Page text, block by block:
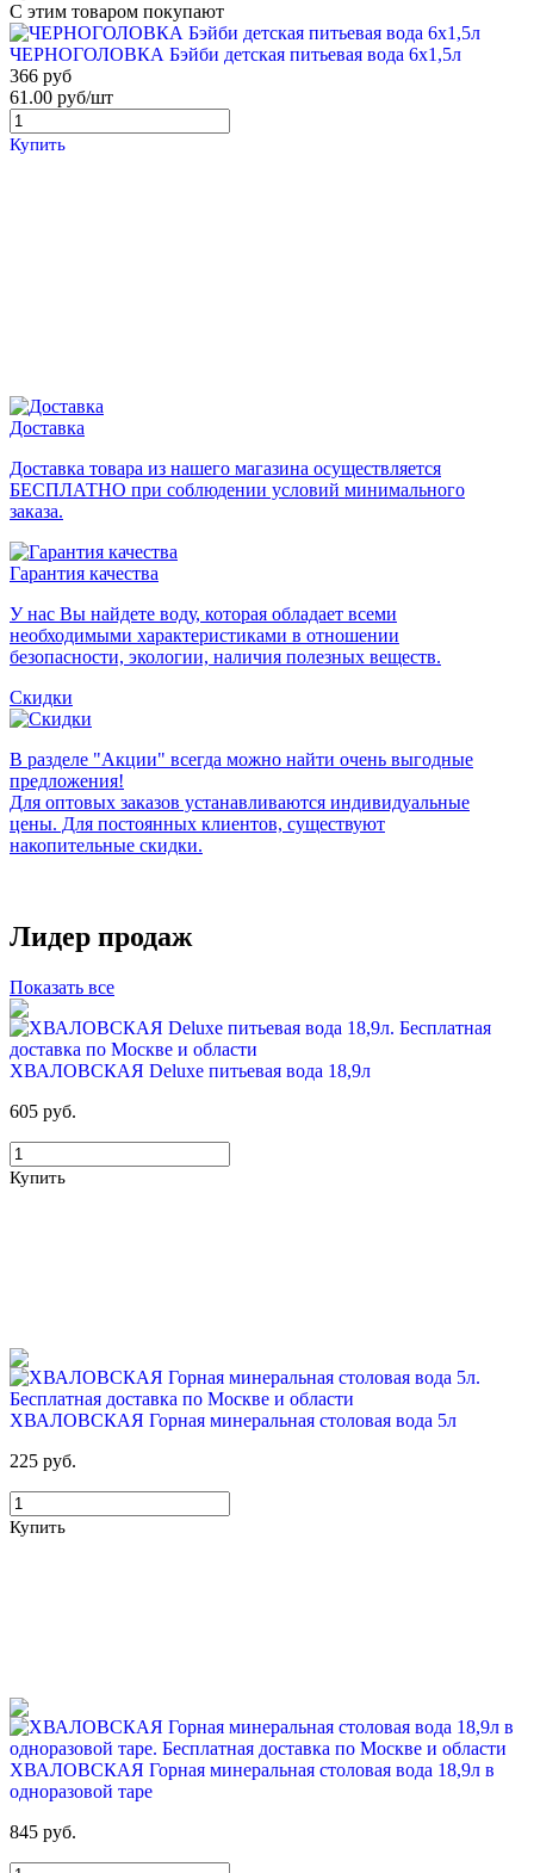
С этим товаром покупают
ЧЕРНОГОЛОВКА Бэйби детская питьевая вода 6х1,5л
366 руб
61.00 руб/шт
Купить
Доставка
Доставка товара из нашего магазина осуществляется
БЕСПЛАТНО при соблюдении условий минимального
заказа.
Гарантия качества
У нас Вы найдете воду, которая обладает всеми
необходимыми характеристиками в отношении
безопасности, экологии, наличия полезных веществ.
Скидки
В разделе "Акции" всегда можно найти очень выгодные
предложения!
Для оптовых заказов устанавливаются индивидуальные
цены. Для постоянных клиентов, существуют
накопительные скидки.
Лидер продаж
Показать все
ХВАЛОВСКАЯ Deluxe питьевая вода 18,9л
605 руб.
Купить
ХВАЛОВСКАЯ Горная минеральная столовая вода 5л
225 руб.
Купить
ХВАЛОВСКАЯ Горная минеральная столовая вода 18,9л в
одноразовой таре
845 руб.